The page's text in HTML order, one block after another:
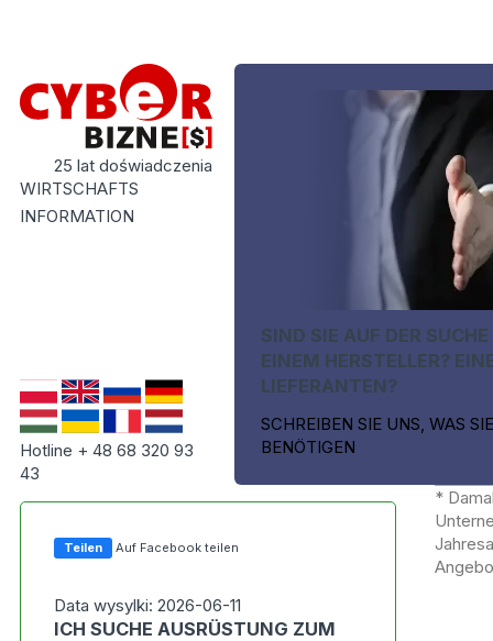
25 lat doświadczenia
WIRTSCHAFTS
INFORMATION
Hotline + 48 68 320 93
43
SIND SIE AUF DER
EINEM HERSTELLER?
LIEFERANTEN?
SCHREIBEN SIE UNS, WAS SIE
BENÖTIGEN
Teilen Auf Facebook teilen
Data wysylki: 2026-06-11
ICH SUCHE AUSRÜSTUNG ZUM
*